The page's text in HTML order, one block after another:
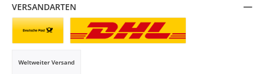
VERSANDARTEN
Weltweiter Versand